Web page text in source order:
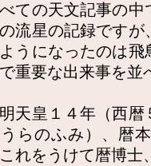
ての天文記事の中
流星の記録です
うになったのは
重要な出来事を並
天皇１４年（西暦
らのふみ）、暦
れをうけて暦博士